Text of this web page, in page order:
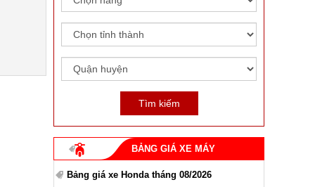
BẢNG GIÁ XE MÁY
Bảng giá xe Honda tháng 08/2026